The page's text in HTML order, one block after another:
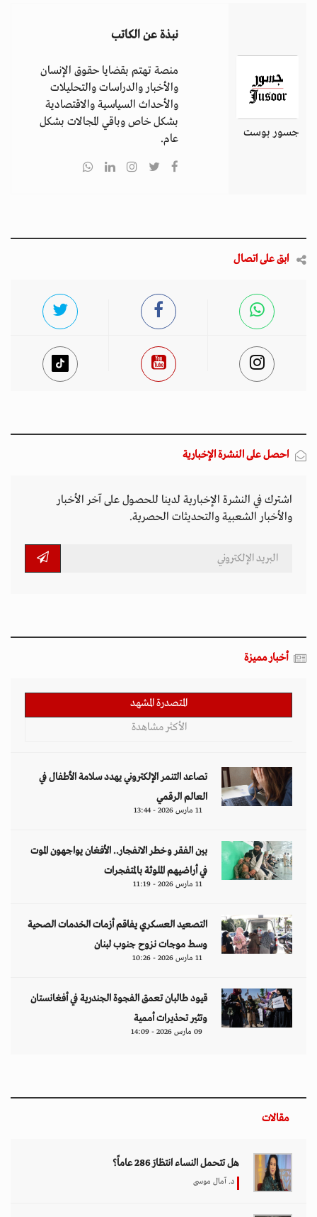
جسور بوست
نبذة عن الكاتب
منصة تهتم بقضايا حقوق الإنسان
والأخبار والدراسات والتحليلات
والأحداث السياسية والاقتصادية
بشكل خاص وباقي المجالات بشكل
عام.
ابق على اتصال
احصل على النشرة الإخبارية
اشترك في النشرة الإخبارية لدينا للحصول على آخر الأخبار
والأخبار الشعبية والتحديثات الحصرية.
أخبار مميزة
المتصدرة المشهد
الأكثر مشاهدة
تصاعد التنمر الإلكتروني يهدد سلامة الأطفال في
العالم الرقمي
11 مارس 2026 - 13:44
بين الفقر وخطر الانفجار.. الأفغان يواجهون الموت
في أراضيهم الملوثة بالمتفجرات
11 مارس 2026 - 11:19
التصعيد العسكري يفاقم أزمات الخدمات الصحية
وسط موجات نزوح جنوب لبنان
11 مارس 2026 - 10:26
قيود طالبان تعمق الفجوة الجندرية في أفغانستان
وتثير تحذيرات أممية
09 مارس 2026 - 14:09
مقالات
هل تتحمل النساء انتظارَ 286 عاماً؟
د. آمال موسى